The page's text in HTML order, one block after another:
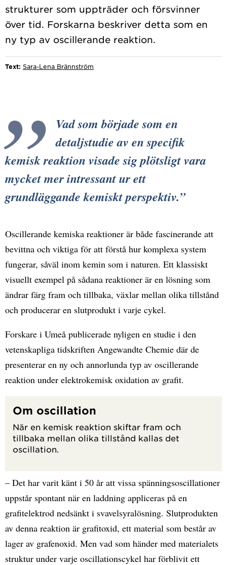
strukturer som uppträder och försvinner
över tid. Forskarna beskriver detta som en
Text: Sara-Lena Brännström
Vad som började som en
detaljstudie av en specifik
kemisk reaktion visade sig plötsligt vara
mycket mer intressant ur ett
grundläggande kemiskt perspektiv.
Oscillerande kemiska reaktioner är både fascinerande att
bevittna och viktiga för att förstå hur komplexa system
fungerar, såväl inom kemin som i naturen. Ett klassiskt
visuellt exempel på sådana reaktioner är en lösning som
ändrar färg fram och tillbaka, växlar mellan olika tillstånd
och producerar en slutprodukt i varje cykel.
Forskare i Umeå publicerade nyligen en studie i den
vetenskapliga tidskriften Angewandte Chemie där de
presenterar en ny och annorlunda typ av oscillerande
reaktion under elektrokemisk oxidation av grafit.
Om oscillation
När en kemisk reaktion skiftar fram och
tillbaka mellan olika tillstånd kallas det
oscillation.
– Det har varit känt i 50 år att vissa spänningsoscillationer
uppstår spontant när en laddning appliceras på en
grafitelektrod nedsänkt i svavelsyralösning. Slutprodukten
av denna reaktion är grafitoxid, ett material som består av
lager av grafenoxid. Men vad som händer med materialets
struktur under varje oscillationscykel har förblivit ett